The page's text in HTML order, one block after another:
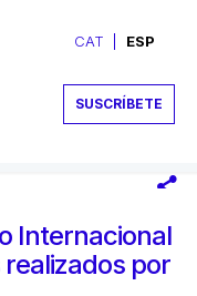
CAT ESP
SUSCRÍBETE
Internacional
por